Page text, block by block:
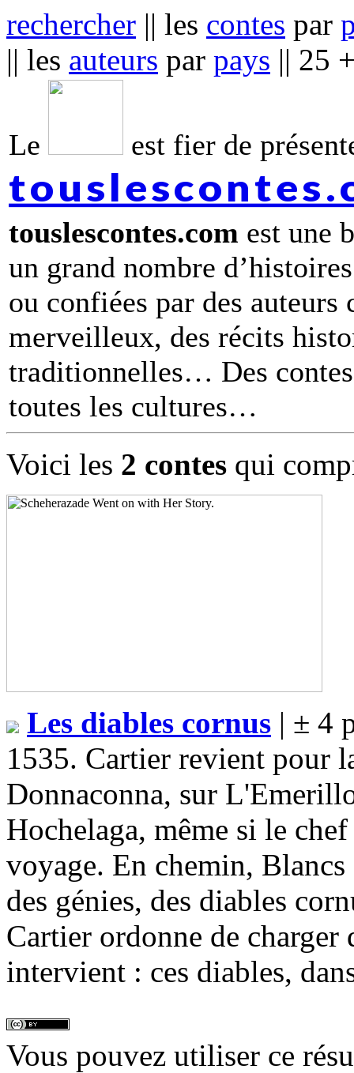
rechercher || les contes par
|| les auteurs par pays || 25
Le est fier de
touslescontes.com est une
un grand nombre
ou confiées par des
merveilleux, des récits
traditionnelles… Des
toutes les cultures
Voici les 2 contes qui
Les diables cornus | ± 4
1535. Cartier revient pour
Donnaconna, sur
Hochelaga, même si le
voyage. En chemin,
des génies, des diables
Cartier ordonne de
intervient : ces diables,
Vous pouvez utiliser ce